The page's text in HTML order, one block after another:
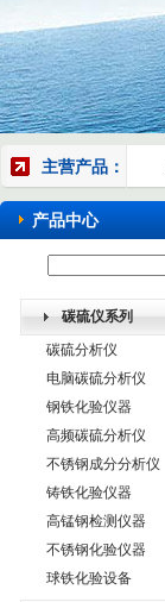
主营产品：
产品中心
碳硫仪系列
碳硫分析仪
电脑碳硫分析仪
钢铁化验仪器
高频碳硫分析仪
不锈钢成分分析仪
铸铁化验仪器
高锰钢检测仪器
不锈钢化验仪器
球铁化验设备